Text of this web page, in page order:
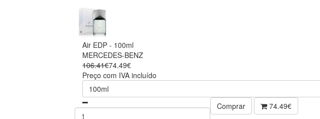
Air EDP - 100ml
MERCEDES-BENZ
106.41€74.49€
Preço com IVA incluído
100ml
Comprar
74.49€